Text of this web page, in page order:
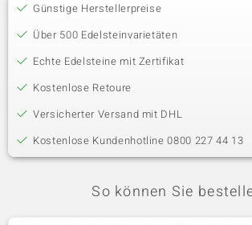
Günstige Herstellerpreise
Über 500 Edelsteinvarietäten
Echte Edelsteine mit Zertifikat
Kostenlose Retoure
Versicherter Versand mit DHL
Kostenlose Kundenhotline 0800 227 44 13
So können Sie